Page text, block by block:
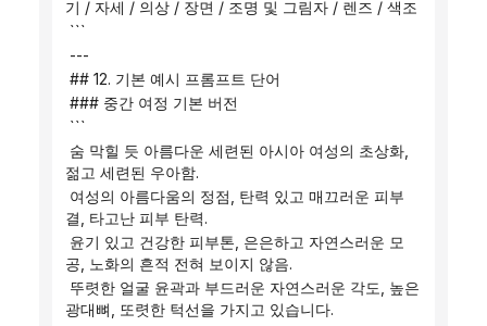
기 / 자세 / 의상 / 장면 / 조명 및 그림자 / 렌즈 / 색조
```
---
## 12. 기본 예시 프롬프트 단어
### 중간 여정 기본 버전
```
젊고 세련된 우아함.
결, 타고난 피부 탄력.
공, 노화의 흔적 전혀 보이지 않음.
광대뼈, 또렷한 턱선을 가지고 있습니다.